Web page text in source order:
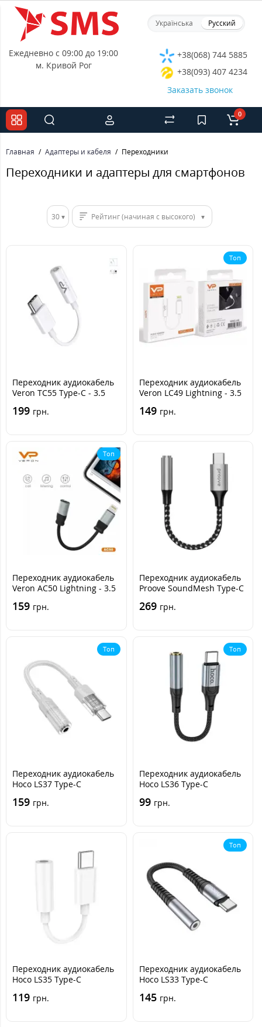
Українська Русский
Ежедневно с 09:00 до 19:00
м. Кривой Рог
+38(068) 744 5885
+38(093) 407 4234
Заказать звонок
0
Главная Адаптеры и кабеля Переходники
Переходники и адаптеры для смартфонов
30 Рейтинг (начиная с высокого)
Переходник аудиокабель
Veron TC55 Type-C - 3.5
199 грн.
Топ
Переходник аудиокабель
Veron LC49 Lightning - 3.5
149 грн.
Топ
Переходник аудиокабель
Veron AC50 Lightning - 3.5
159 грн.
Переходник аудиокабель
Proove SoundMesh Type-C
269 грн.
Топ
Переходник аудиокабель
Hoco LS37 Type-C
159 грн.
Топ
Переходник аудиокабель
Hoco LS36 Type-C
серый
99 грн.
Переходник аудиокабель
Hoco LS35 Type-C
119 грн.
Топ
Переходник аудиокабель
Hoco LS33 Type-C
серый
145 грн.